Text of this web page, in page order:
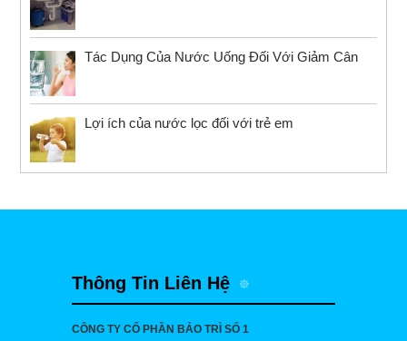
Tác Dụng Của Nước Uống Đối Với Giảm Cân
Lợi ích của nước lọc đối với trẻ em
Thông Tin Liên Hệ
CÔNG TY CỔ PHẦN BẢO TRÌ SỐ 1